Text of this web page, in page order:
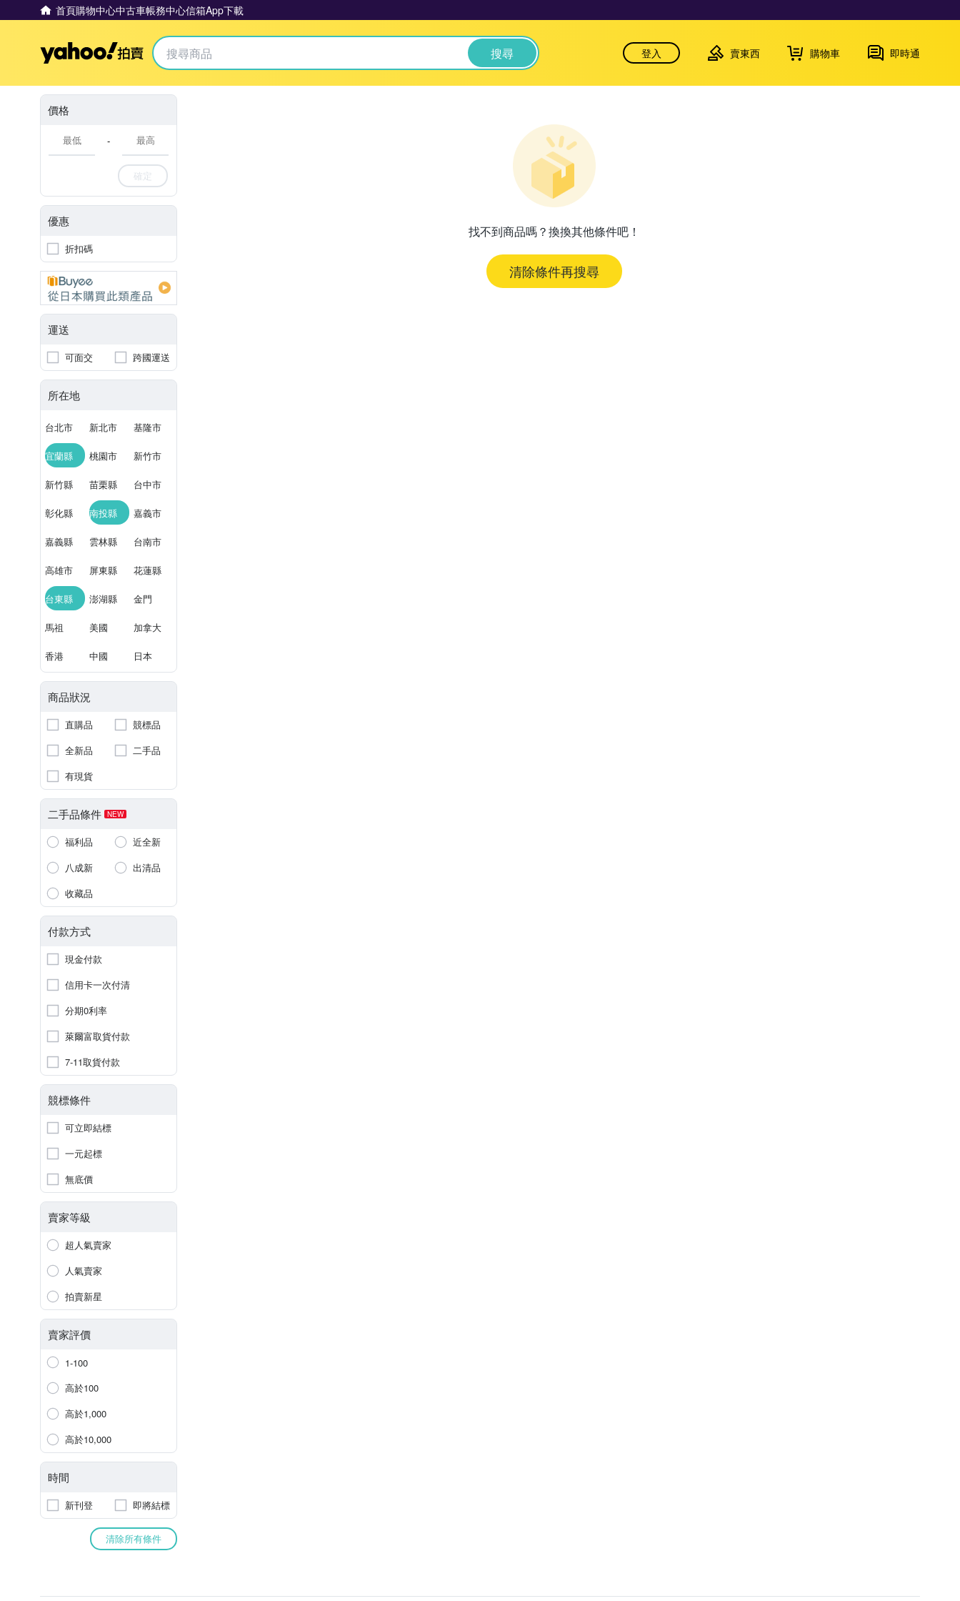
首頁購物中心中古車帳務中心信箱App下載
Yahoo拍賣 搜尋 登入 賣東西 購物車 即時通
價格
-
確定
優惠
折扣碼
運送
可面交 跨國運送
所在地
台北市 新北市 基隆市
宜蘭縣 桃園市 新竹市
新竹縣 苗栗縣 台中市
彰化縣 南投縣 嘉義市
嘉義縣 雲林縣 台南市
高雄市 屏東縣 花蓮縣
台東縣 澎湖縣 金門
馬祖 美國 加拿大
香港 中國 日本
商品狀況
直購品
競標品
全新品
二手品
有現貨
二手品條件 NEW
福利品
近全新
八成新
出清品
收藏品
付款方式
現金付款
信用卡一次付清
分期0利率
萊爾富取貨付款
7-11取貨付款
競標條件
可立即結標
一元起標
無底價
賣家等級
超人氣賣家
人氣賣家
拍賣新星
賣家評價
1-100
高於100
高於1,000
高於10,000
時間
新刊登 即將結標
清除所有條件
找不到商品嗎？換換其他條件吧！
清除條件再搜尋